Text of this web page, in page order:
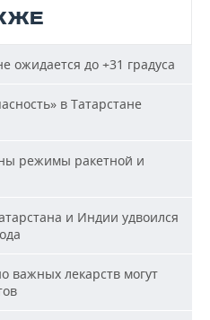
ожидается до +31 градуса
в Татарстане
режимы ракетной и
и Индии удвоился
важных лекарств могут